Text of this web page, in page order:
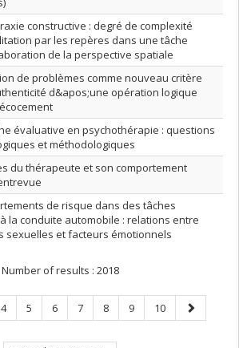
constructive : degré de complexité
par les repères dans une tâche
de la perspective spatiale
de problèmes comme nouveau critère
d&apos;une opération logique
évaluative en psychothérapie : questions
et méthodologiques
du thérapeute et son comportement
de risque dans des tâches
la conduite automobile : relations entre
sexuelles et facteurs émotionnels
Number of results : 2018
Page
4 Page
5 Page
6 Page
7 Page
8 Page
9 Page
10
Next
page